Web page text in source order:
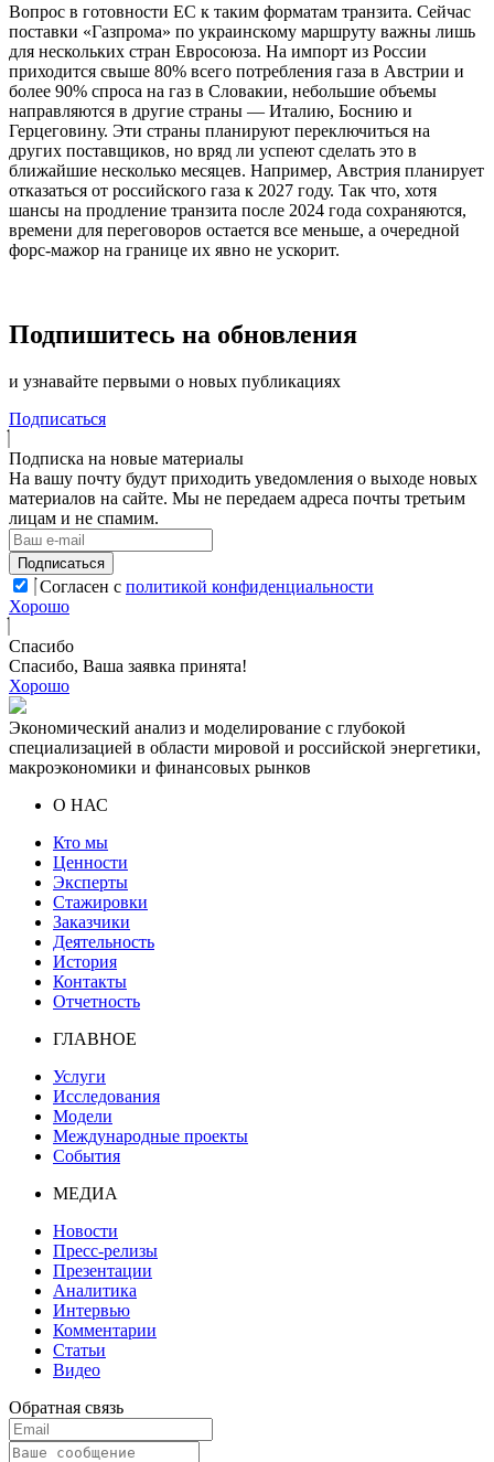
Вопрос в готовности ЕС к таким форматам транзита. Сейчас
поставки «Газпрома» по украинскому маршруту важны лишь
для нескольких стран Евросоюза. На импорт из России
приходится свыше 80% всего потребления газа в Австрии и
более 90% спроса на газ в Словакии, небольшие объемы
направляются в другие страны — Италию, Боснию и
Герцеговину. Эти страны планируют переключиться на
других поставщиков, но вряд ли успеют сделать это в
ближайшие несколько месяцев. Например, Австрия планирует
отказаться от российского газа к 2027 году. Так что, хотя
шансы на продление транзита после 2024 года сохраняются,
времени для переговоров остается все меньше, а очередной
форс-мажор на границе их явно не ускорит.
Подпишитесь на обновления
и узнавайте первыми о новых публикациях
Подписаться
Подписка на новые материалы
На вашу почту будут приходить уведомления о выходе новых
материалов на сайте. Мы не передаем адреса почты третьим
лицам и не спамим.
Подписаться
Согласен с политикой конфиденциальности
Хорошо
Спасибо
Спасибо, Ваша заявка принята!
Хорошо
Экономический анализ и моделирование с глубокой
специализацией в области мировой и российской энергетики,
макроэкономики и финансовых рынков
О НАС
Кто мы
Ценности
Эксперты
Стажировки
Заказчики
Деятельность
История
Контакты
Отчетность
ГЛАВНОЕ
Услуги
Исследования
Модели
Международные проекты
События
МЕДИА
Новости
Пресс-релизы
Презентации
Аналитика
Интервью
Комментарии
Статьи
Видео
Обратная связь